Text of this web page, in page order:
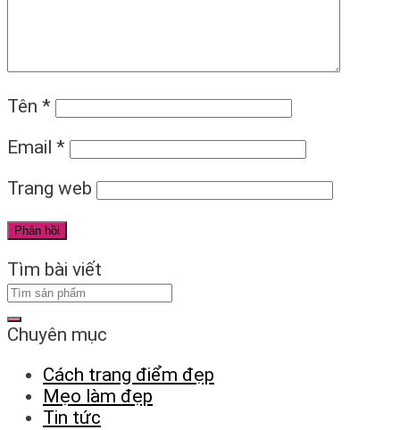
Tên *
Email *
Trang web
Tìm bài viết
Chuyên mục
Cách trang điểm đẹp
Mẹo làm đẹp
Tin tức